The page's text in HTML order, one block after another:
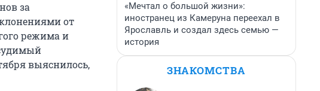
за
от
режима и
выяснилось,
«Мечтал о большой жизни»:
иностранец из Камеруна переехал в
Ярославль и создал здесь семью —
история
ЗНАКОМСТВА